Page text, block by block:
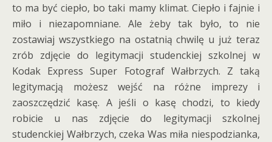
to ma być ciepło, bo taki mamy klimat. Ciepło i fajnie i
miło i niezapomniane. Ale żeby tak było, to nie
zostawiaj wszystkiego na ostatnią chwilę u już teraz
zrób zdjęcie do legitymacji studenckiej szkolnej w
Kodak Express Super Fotograf Wałbrzych. Z taką
legitymacją możesz wejść na różne imprezy i
zaoszczędzić kasę. A jeśli o kasę chodzi, to kiedy
robicie u nas zdjęcie do legitymacji szkolnej
studenckiej Wałbrzych, czeka Was miła niespodzianka,